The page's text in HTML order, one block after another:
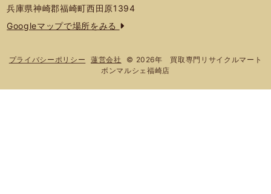
兵庫県神崎郡福崎町西田原1394
Googleマップで場所をみる
プライバシーポリシー 蓮営会社
© 2026年 買取専門リサイクルマート
ボンマルシェ福崎店